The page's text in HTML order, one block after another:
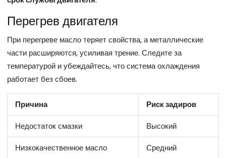
Перегрев двигателя
При перегреве масло теряет свойства, а металлические
части расширяются, усиливая трение. Следите за
температурой и убеждайтесь, что система охлаждения
работает без сбоев.
Причина Риск задиров
Недостаток смазки Высокий
Низкокачественное масло Средний